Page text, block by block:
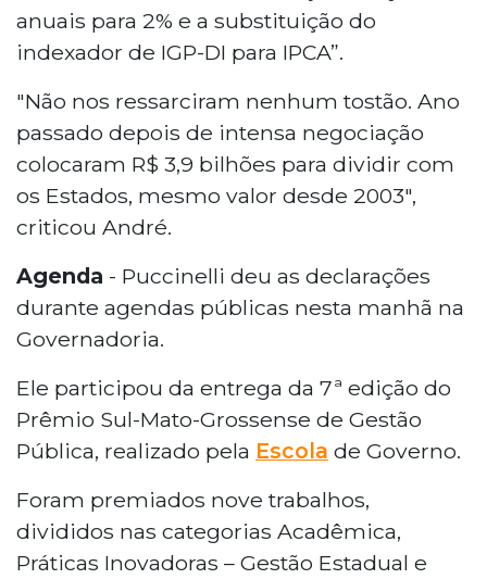
anuais para 2% e a substituição do
indexador de IGP-DI para IPCA”.
"Não nos ressarciram nenhum tostão. Ano
passado depois de intensa negociação
colocaram R$ 3,9 bilhões para dividir com
os Estados, mesmo valor desde 2003",
criticou André.
Agenda - Puccinelli deu as declarações
durante agendas públicas nesta manhã na
Governadoria.
Ele participou da entrega da 7ª edição do
Prêmio Sul-Mato-Grossense de Gestão
Pública, realizado pela Escola de Governo.
Foram premiados nove trabalhos,
divididos nas categorias Acadêmica,
Práticas Inovadoras – Gestão Estadual e